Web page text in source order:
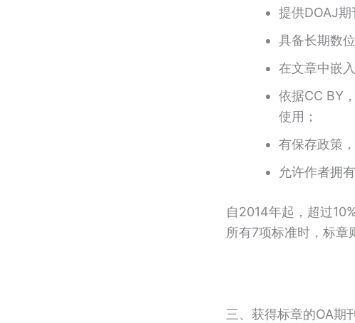
提供DOAJ
具备长期数
在文章中嵌
依据CC BY
使用；
有保存政策
允许作者拥
自2014年起，超过
所有7项标准时，标章
三、获得标章的OA期